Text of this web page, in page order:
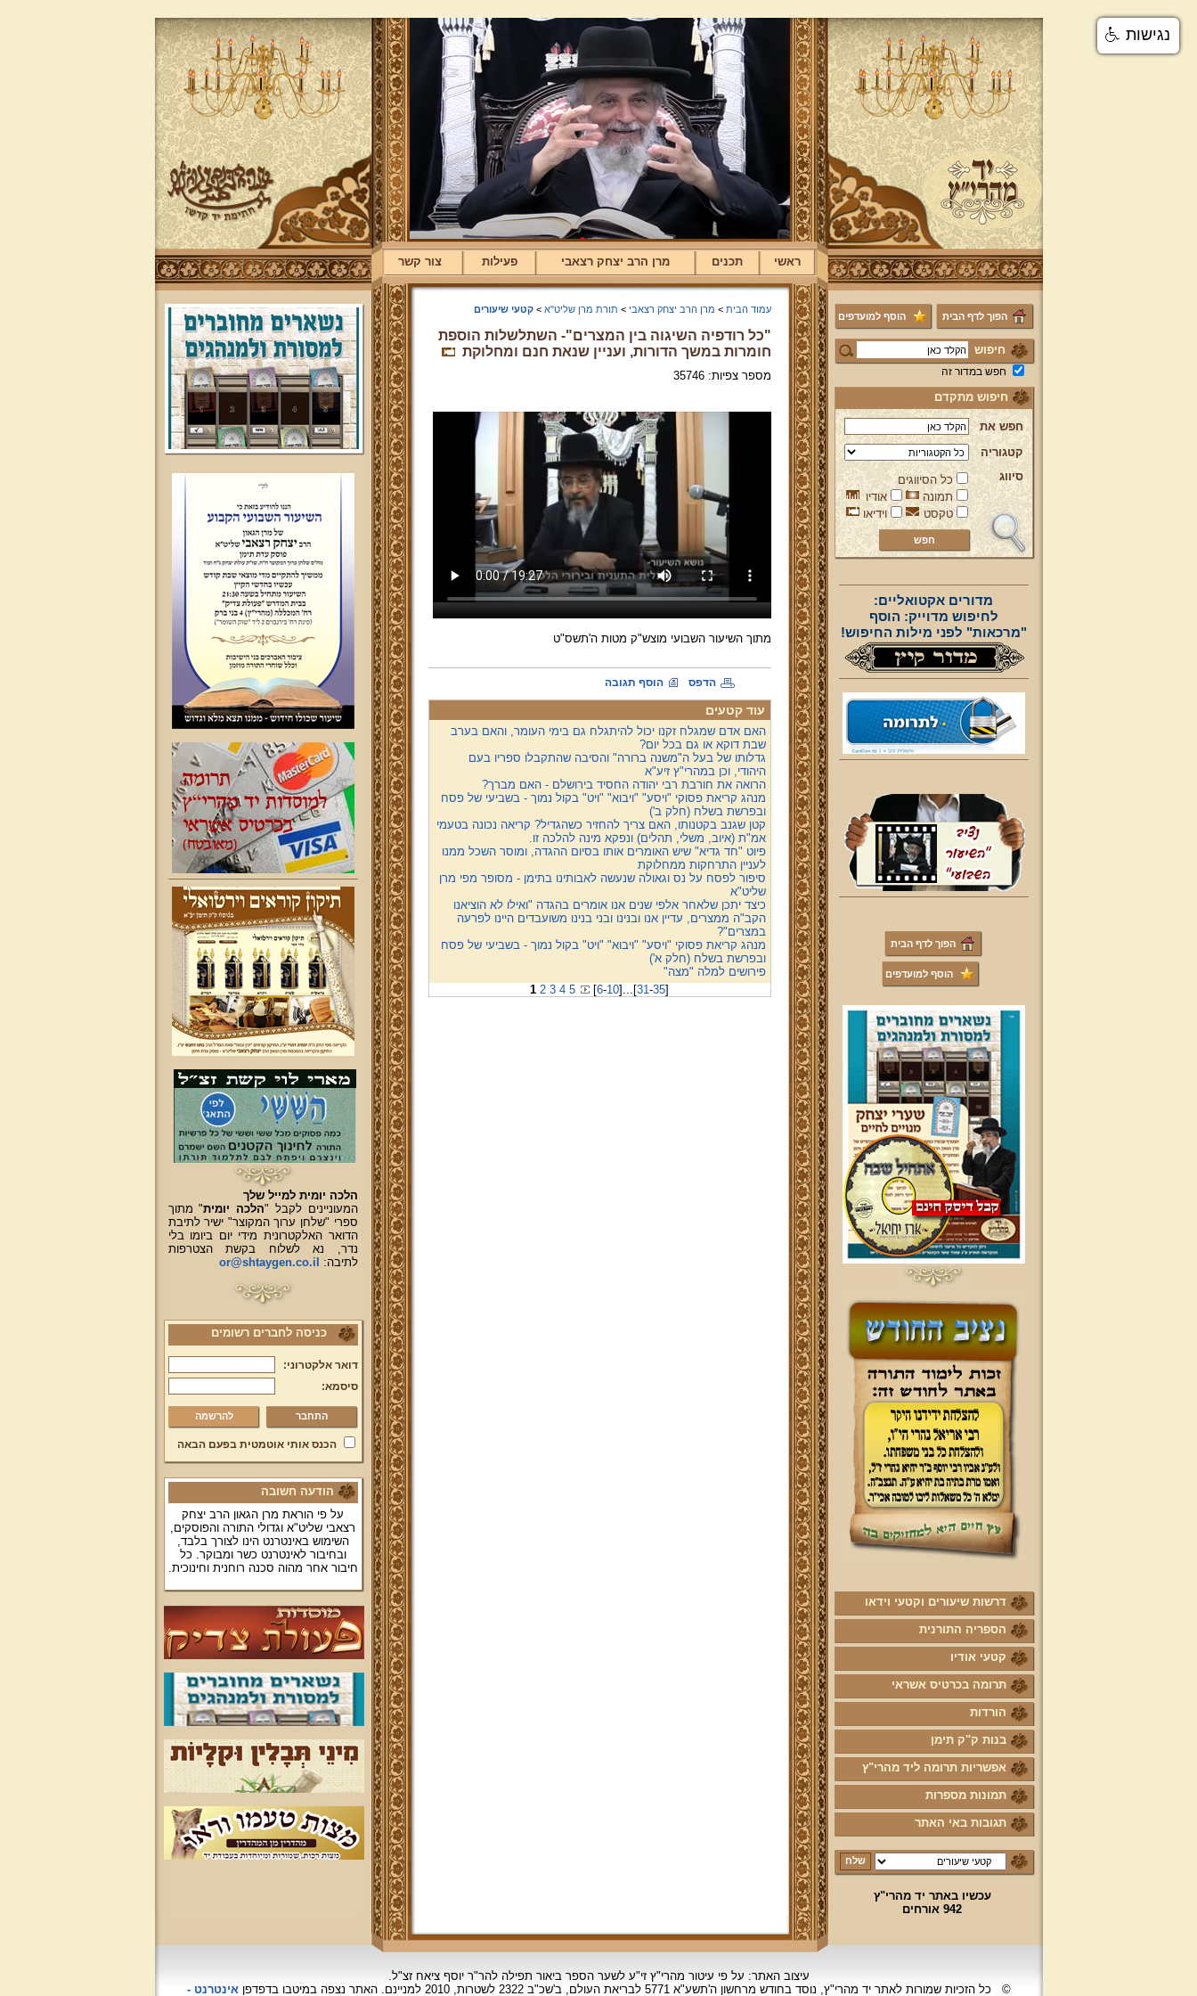
ראשי תכנים מרן הרב יצחק רצאבי פעילות צור קשר
הפוך לדף הבית הוסף למועדפים
חיפוש
חפש במדור זה
חיפוש מתקדם
חפש את
קטגוריה
סיווג
כל הסיווגים
תמונה
אודיו
טקסט
וידיאו
מדורים אקטואליים:
לחיפוש מדוייק: הוסף
"מרכאות" לפני מילות החיפוש!
הפוך לדף הבית
הוסף למועדפים
דרשות שיעורים וקטעי וידאו
הספריה התורנית
קטעי אודיו
תרומה בכרטיס אשראי
הורדות
בנות ק"ק תימן
אפשריות תרומה ליד מהרי"ץ
תמונות מספרות
תגובות באי האתר
עכשיו באתר יד מהרי"ץ
942 אורחים
עמוד הבית > מרן הרב יצחק רצאבי > תורת מרן שליט"א >קטעי שיעורים
"כל רודפיה השיגוה בין המצרים"- השתלשלות הוספת
חומרות במשך הדורות, ועניין שנאת חנם ומחלוקת
מספר צפיות: 35746
מתוך השיעור השבועי מוצש"ק מטות ה'תשס"ט
הדפס הוסף תגובה
עוד קטעים
האם אדם שמגלח זקנו יכול להיתגלח גם בימי העומר, והאם בערב
שבת דוקא או גם בכל יום?
גדלותו של בעל ה"משנה ברורה" והסיבה שהתקבלו ספריו בעם
היהודי, וכן במהרי"ץ זיע"א
הרואה את חורבת רבי יהודה החסיד בירושלם - האם מברך?
מנהג קריאת פסוקי "ויסע" "ויבוא" "ויט" בקול נמוך - בשביעי של פסח
ובפרשת בשלח (חלק ב')
קטן שגנב בקטנותו, האם צריך להחזיר כשהגדיל? קריאה נכונה בטעמי
אמ"ת (איוב, משלי, תהלים) ונפקא מינה להלכה זו.
פיוט "חד גדיא" שיש האומרים אותו בסיום ההגדה, ומוסר השכל ממנו
לעניין התרחקות ממחלוקת
סיפור לפסח על נס וגאולה שנעשה לאבותינו בתימן - מסופר מפי מרן
שליט"א
כיצד יתכן שלאחר אלפי שנים אנו אומרים בהגדה "ואילו לא הוציאנו
הקב"ה ממצרים, עדיין אנו ובנינו ובני בנינו משועבדים היינו לפרעה
במצרים"?
מנהג קריאת פסוקי "ויסע" "ויבוא" "ויט" בקול נמוך - בשביעי של פסח
ובפרשת בשלח (חלק א')
פירושים למלה "מצה"
1 2 3 4 5 [6-10] ... [31-35]
הלכה יומית למייל שלך
המעוניינים לקבל "הלכה יומית" מתוך
ספרי "שלחן ערוך המקוצר" ישיר לתיבת
הדואר האלקטרונית מידי יום ביומו בלי
נדר, נא לשלוח בקשת הצטרפות
לתיבה:
or@shtaygen.co.il
כניסה לחברים רשומים
דואר אלקטרוני:
סיסמא:
להרשמה
הכנס אותי אוטמטית בפעם הבאה
הודעה חשובה
על פי הוראת מרן הגאון הרב יצחק
רצאבי שליט"א וגדולי התורה והפוסקים,
השימוש באינטרנט הינו לצורך בלבד,
ובחיבור לאינטרנט כשר ומבוקר. כל
חיבור אחר מהוה סכנה רוחנית וחינוכית.
עיצוב האתר: על פי עיטור מהרי"ץ זי"ע לשער הספר ביאור תפילה להר"ר יוסף ציאח זצ"ל.
©
כל הזכיות שמורות לאתר יד מהרי"ץ, נוסד בחודש מרחשוןה'תשע"א 5771 לבריאת העולם, ב'שכ"ב 2322 לשטרות, 2010 למניינם. האתר נצפהבמיטבו בדפדפןאינטרנט -
נגישות